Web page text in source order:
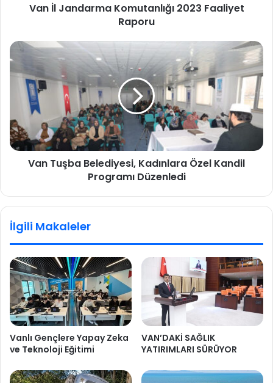
Van İl Jandarma Komutanlığı 2023 Faaliyet
Raporu
Van Tuşba Belediyesi, Kadınlara Özel Kandil
Programı Düzenledi
İlgili Makaleler
Vanlı Gençlere Yapay Zeka
ve Teknoloji Eğitimi
VAN’DAKİ SAĞLIK
YATIRIMLARI SÜRÜYOR